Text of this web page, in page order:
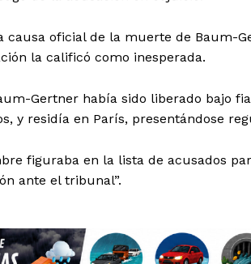
causa oficial de la muerte de Baum-
la calificó como inesperada.
Gertner había sido liberado bajo
y residía en París, presentándose
figuraba en la lista de acusados
ante el tribunal”.